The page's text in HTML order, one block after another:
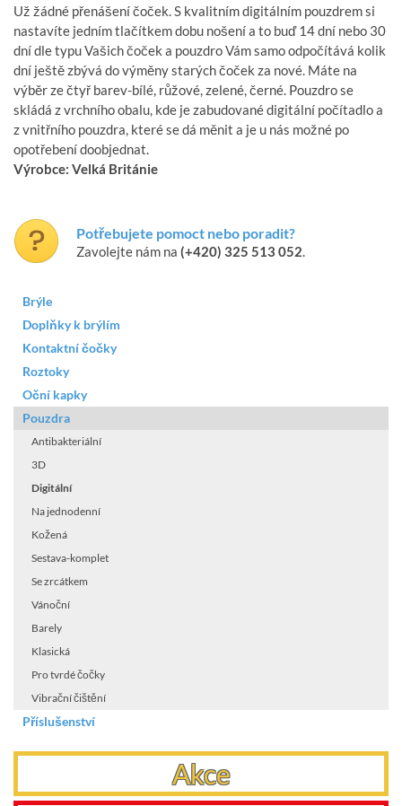
Už žádné přenášení čoček. S kvalitním digitálním pouzdrem si
nastavíte jedním tlačítkem dobu nošení a to buď 14 dní nebo 30
dní dle typu Vašich čoček a pouzdro Vám samo odpočítává kolik
dní ještě zbývá do výměny starých čoček za nové. Máte na
výběr ze čtyř barev-bílé, růžové, zelené, černé. Pouzdro se
skládá z vrchního obalu, kde je zabudované digitální počítadlo a
z vnitřního pouzdra, které se dá měnit a je u nás možné po
opotřebení doobjednat.
Výrobce: Velká Británie
Potřebujete pomoct nebo poradit?
Zavolejte nám na (+420) 325 513 052.
Brýle
Doplňky k brýlím
Kontaktní čočky
Roztoky
Oční kapky
Pouzdra
Antibakteriální
3D
Digitální
Na jednodenní
Kožená
Sestava-komplet
Se zrcátkem
Vánoční
Barely
Klasická
Pro tvrdé čočky
Vibrační čištění
Příslušenství
Akce